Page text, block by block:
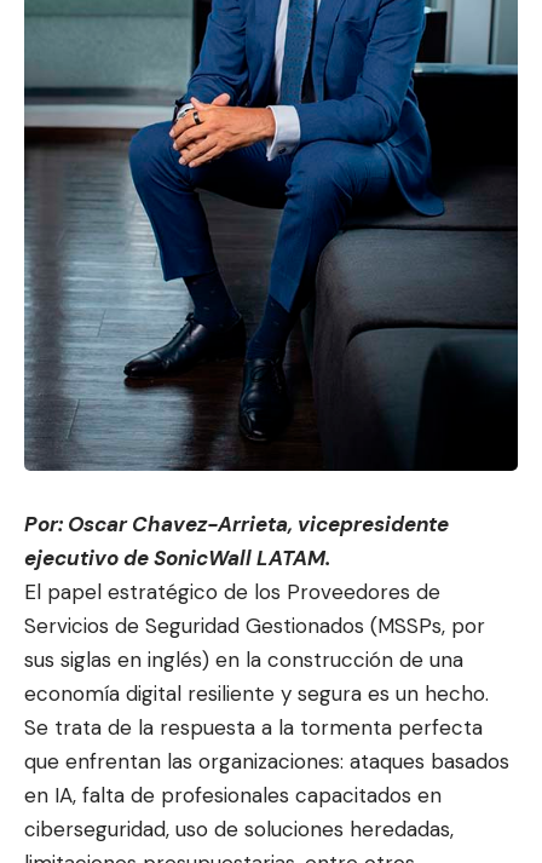
Por: Oscar Chavez-Arrieta, vicepresidente
ejecutivo de SonicWall LATAM.
El papel estratégico de los Proveedores de
Servicios de Seguridad Gestionados (MSSPs, por
sus siglas en inglés) en la construcción de una
economía digital resiliente y segura es un hecho.
Se trata de la respuesta a la tormenta perfecta
que enfrentan las organizaciones: ataques basados
en IA, falta de profesionales capacitados en
ciberseguridad, uso de soluciones heredadas,